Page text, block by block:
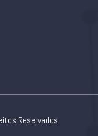
Reservados.